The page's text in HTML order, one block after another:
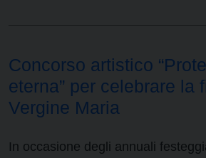
Concorso artistico
eterna” per celebrare la
Vergine Maria
In occasione degli annuali